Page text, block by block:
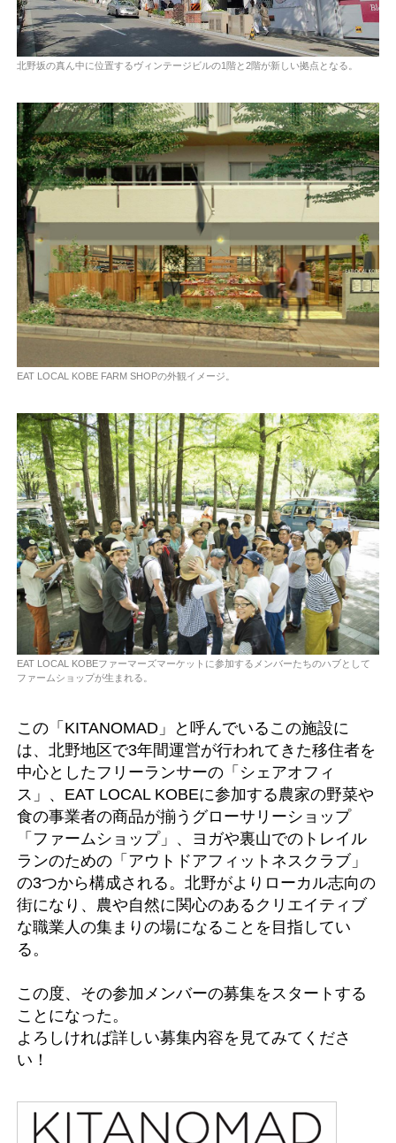
北野坂の真ん中に位置するヴィンテージビルの1階と2階が新しい拠点となる。
EAT LOCAL KOBE FARM SHOPの外観イメージ。
EAT LOCAL KOBEファーマーズマーケットに参加するメンバーたちのハブとして
ファームショップが生まれる。
この「KITANOMAD」と呼んでいるこの施設に
は、北野地区で3年間運営が行われてきた移住者を
中心としたフリーランサーの「シェアオフィ
ス」、EAT LOCAL KOBEに参加する農家の野菜や
食の事業者の商品が揃うグローサリーショップ
「ファームショップ」、ヨガや裏山でのトレイル
ランのための「アウトドアフィットネスクラブ」
の3つから構成される。北野がよりローカル志向の
街になり、農や自然に関心のあるクリエイティブ
な職業人の集まりの場になることを目指してい
る。
この度、その参加メンバーの募集をスタートする
ことになった。
よろしければ詳しい募集内容を見てみてくださ
い！